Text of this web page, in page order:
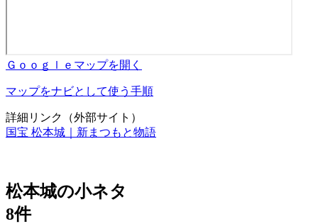
Ｇｏｏｇｌｅマップを開く
マップをナビとして使う手順
詳細リンク（外部サイト）
国宝 松本城｜新まつもと物語
松本城の小ネタ
8件